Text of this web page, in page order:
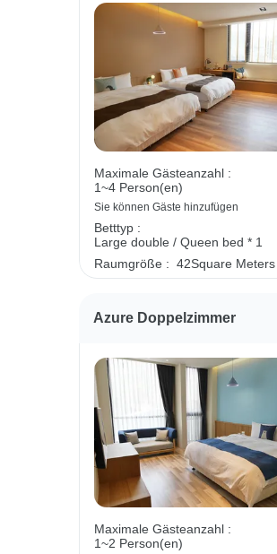
Maximale Gästeanzahl :
1~4 Person(en)
Sie können Gäste hinzufügen
Betttyp :
Large double / Queen bed * 1
Raumgröße : 42Square Meters
Azure Doppelzimmer
Maximale Gästeanzahl :
1~2 Person(en)